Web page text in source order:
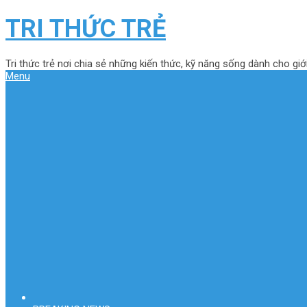
TRI THỨC TRẺ
Tri thức trẻ nơi chia sẻ những kiến thức, kỹ năng sống dành cho
Menu